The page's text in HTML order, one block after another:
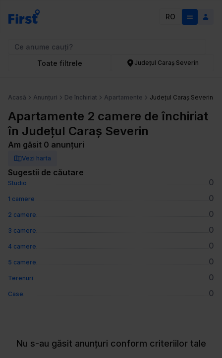
RO
Toate filtrele Județul Caraș Severin
Acasă Anunțuri De închiriat Apartamente Județul Caraș Severin
Apartamente 2 camere de închiriat
în Județul Caraș Severin
Am găsit 0 anunțuri
Vezi harta
Sugestii de căutare
Studio 0
1 camere 0
2 camere 0
3 camere 0
4 camere 0
5 camere 0
Terenuri 0
Case 0
Nu s-au găsit anunțuri conform criteriilor tale